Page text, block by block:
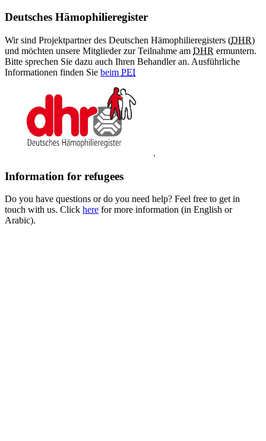
Deutsches Hämophilieregister
Wir sind Projektpartner des Deutschen Hämophilieregisters (DHR)
und möchten unsere Mitglieder zur Teilnahme am DHR ermuntern.
Bitte sprechen Sie dazu auch Ihren Behandler an. Ausführliche
Informationen finden Sie beim PEI
.
Information for refugees
Do you have questions or do you need help? Feel free to get in
touch with us. Click here for more information (in English or
Arabic).